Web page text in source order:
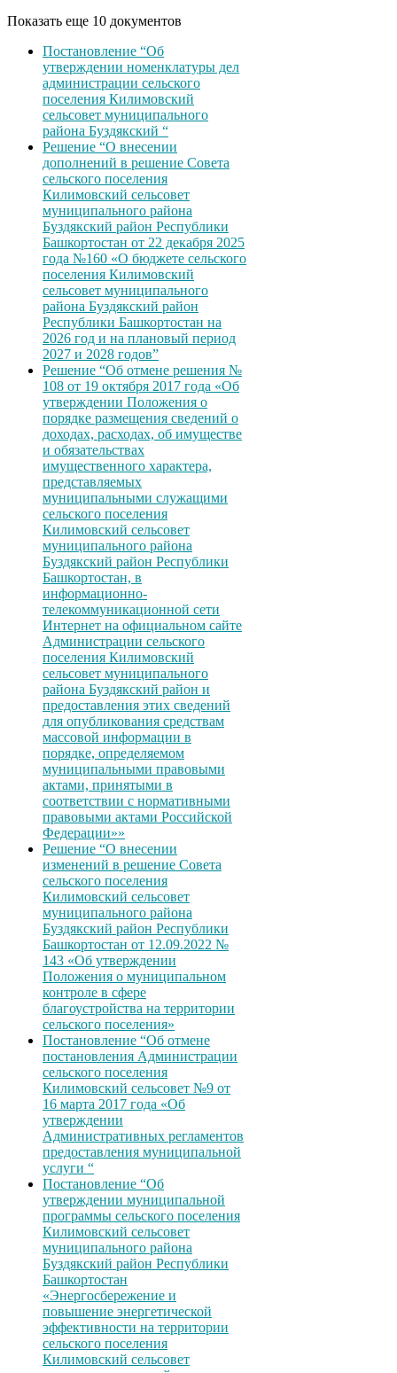
Показать еще 10 документов
Постановление “Об
утверждении номенклатуры дел
администрации сельского
поселения Килимовский
сельсовет муниципального
района Буздякский “
Решение “О внесении
дополнений в решение Совета
сельского поселения
Килимовский сельсовет
муниципального района
Буздякский район Республики
Башкортостан от 22 декабря 2025
года №160 «О бюджете сельского
поселения Килимовский
сельсовет муниципального
района Буздякский район
Республики Башкортостан на
2026 год и на плановый период
2027 и 2028 годов”
Решение “Об отмене решения №
108 от 19 октября 2017 года «Об
утверждении Положения о
порядке размещения сведений о
доходах, расходах, об имуществе
и обязательствах
имущественного характера,
представляемых
муниципальными служащими
сельского поселения
Килимовский сельсовет
муниципального района
Буздякский район Республики
Башкортостан, в
информационно-
телекоммуникационной сети
Интернет на официальном сайте
Администрации сельского
поселения Килимовский
сельсовет муниципального
района Буздякский район и
предоставления этих сведений
для опубликования средствам
массовой информации в
порядке, определяемом
муниципальными правовыми
актами, принятыми в
соответствии с нормативными
правовыми актами Российской
Федерации»»
Решение “О внесении
изменений в решение Совета
сельского поселения
Килимовский сельсовет
муниципального района
Буздякский район Республики
Башкортостан от 12.09.2022 №
143 «Об утверждении
Положения о муниципальном
контроле в сфере
благоустройства на территории
сельского поселения»
Постановление “Об отмене
постановления Администрации
сельского поселения
Килимовский сельсовет №9 от
16 марта 2017 года «Об
утверждении
Административных регламентов
предоставления муниципальной
услуги “
Постановление “Об
утверждении муниципальной
программы сельского поселения
Килимовский сельсовет
муниципального района
Буздякский район Республики
Башкортостан
«Энергосбережение и
повышение энергетической
эффективности на территории
сельского поселения
Килимовский сельсовет